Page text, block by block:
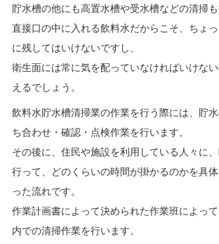
貯水槽の他にも高置水槽や受水槽などの清掃も
直接口の中に入れる飲料水だからこそ、ちょ
に残してはいけないですし、
衛生面には常に気を配っていなければいけな
えるでしょう。
飲料水貯水槽清掃業の作業を行う際には、貯
ち合わせ・確認・点検作業を行います。
その後に、住民や施設を利用している人々に
行って、どのくらいの時間が掛かるのかを具
った流れです。
作業計画書によって決められた作業班によっ
内での清掃作業を行います。